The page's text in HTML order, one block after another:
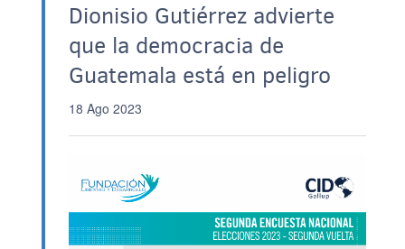
Dionisio Gutiérrez advierte
que la democracia de
Guatemala está en peligro
18 Ago 2023